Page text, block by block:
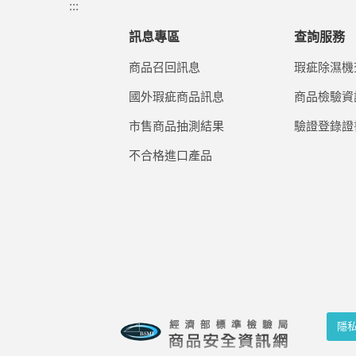
:::
訊息專區
商品召回訊息
國外瑕疵商品訊息
市售商品抽測結果
不合格進口產品
查詢服務
瑕疵除濕機
商品檢驗
驗證登錄
隱